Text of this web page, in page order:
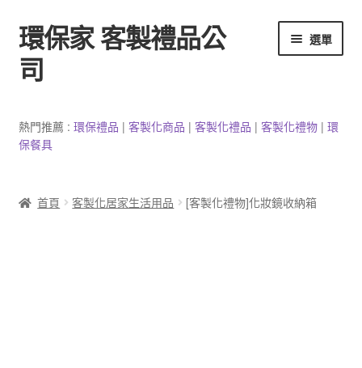
跳
至
導
跳
至
主
容
環保家 客製禮品公
司
選單
3C產品客製
熱門推薦 : 環保禮品 | 客製化商品 | 客製化禮品 | 客製化禮物| 環
保餐具
首頁 客製化居家生活用品 [客製化禮物]化妝鏡收納箱